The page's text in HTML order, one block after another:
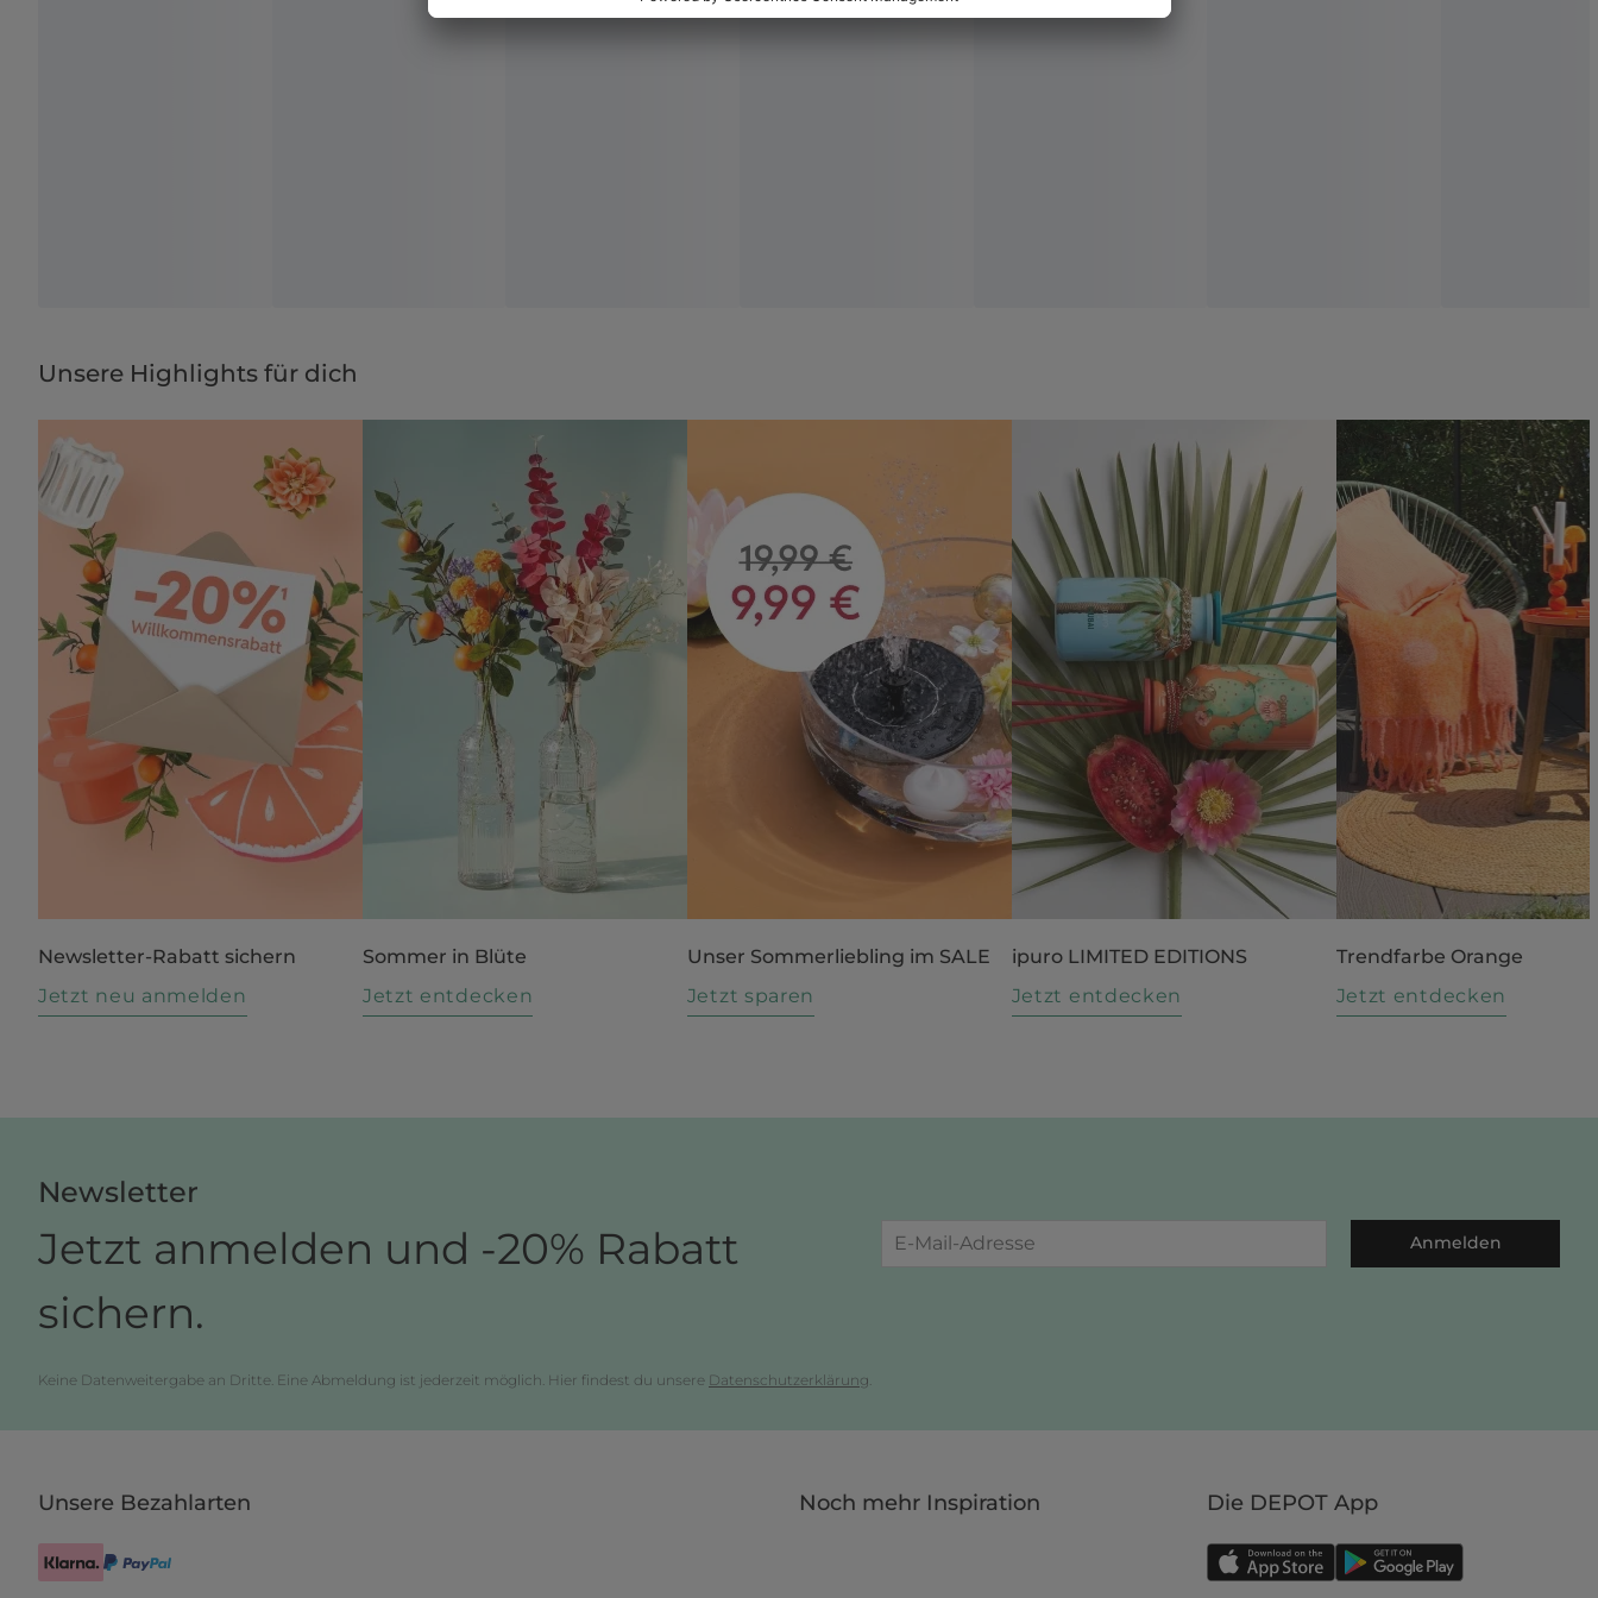
Unsere Highlights für dich
Newsletter-Rabatt sichern
Jetzt neu anmelden
Sommer in Blüte
Jetzt entdecken
Unser Sommerliebling im SALE
Jetzt sparen
ipuro LIMITED EDITIONS
Jetzt entdecken
Trendfarbe Orange
Jetzt entdecken
Newsletter
Jetzt anmelden und -20% Rabatt
sichern.
Anmelden
Keine Datenweitergabe an Dritte. Eine Abmeldung ist jederzeit möglich. Hier findest du unsere Datenschutzerklärung.
Unsere Bezahlarten Noch mehr Inspiration Die DEPOT App